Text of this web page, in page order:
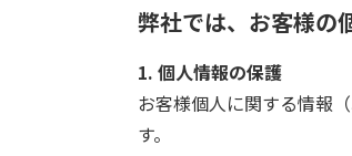
弊社では、お客様の
1. 個人情報の保護
お客様個人に関する情報
す。